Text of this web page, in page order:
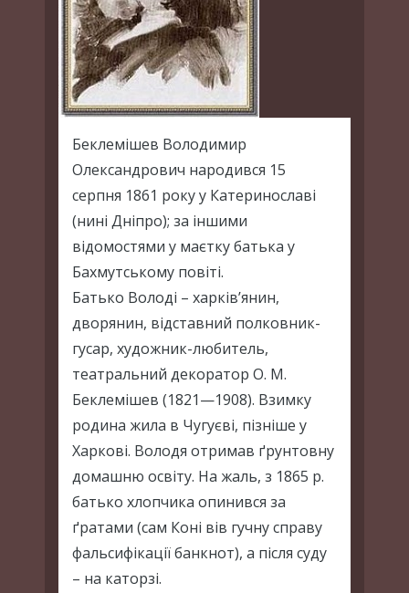
Беклемішев Володимир
Олександрович народився 15
серпня 1861 року у Катеринославі
(нині Дніпро); за іншими
відомостями у маєтку батька у
Бахмутському повіті.
Батько Володі – харків’янин,
дворянин, відставний полковник-
гусар, художник-любитель,
театральний декоратор О. М.
Беклемішев (1821—1908). Взимку
родина жила в Чугуєві, пізніше у
Харкові. Володя отримав ґрунтовну
домашню освіту. На жаль, з 1865 р.
батько хлопчика опинився за
ґратами (сам Коні вів гучну справу
фальсифікації банкнот), а після суду
– на каторзі.